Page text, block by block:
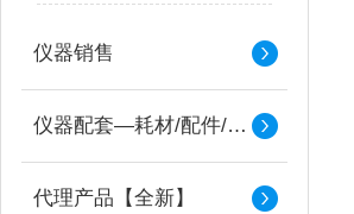
仪器销售
仪器配套—耗材/配件/备件
代理产品【全新】